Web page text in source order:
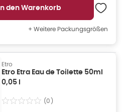
In den Warenkorb
+ Weitere Packungsgrößen
Etro
Etro Etra Eau de Toilette 50ml
0,05 l
(0)